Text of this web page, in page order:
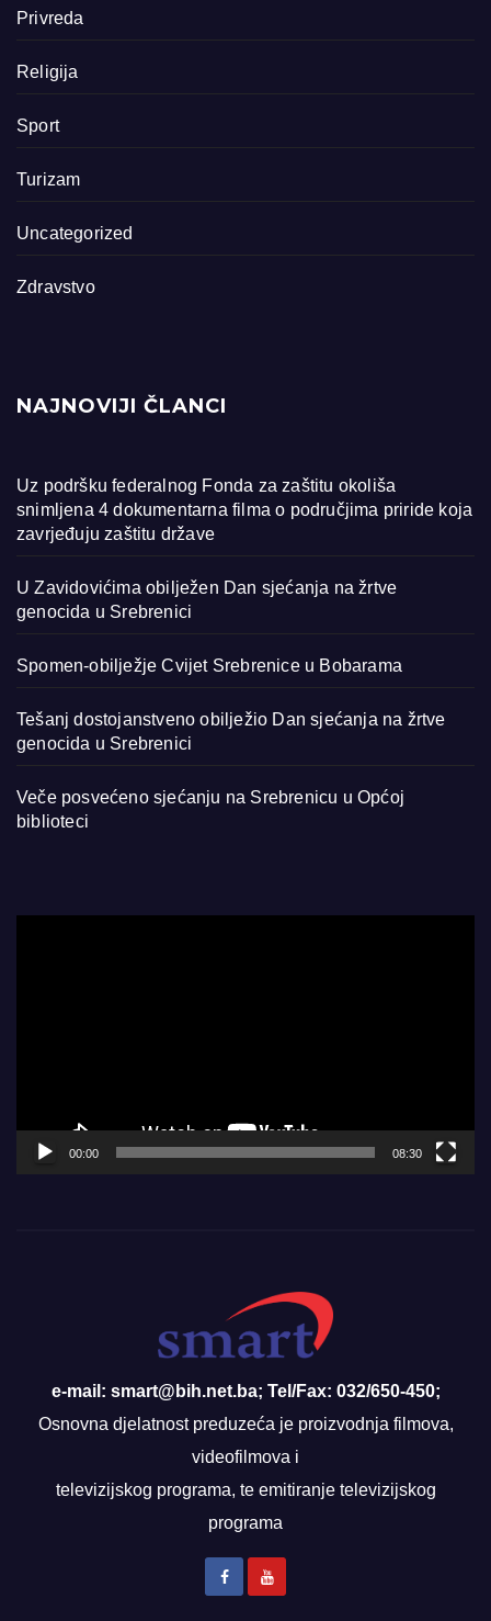
Privreda
Religija
Sport
Turizam
Uncategorized
Zdravstvo
NAJNOVIJI ČLANCI
Uz podršku federalnog Fonda za zaštitu okoliša
snimljena 4 dokumentarna filma o područjima priride koja
zavrjeđuju zaštitu države
U Zavidovićima obilježen Dan sjećanja na žrtve
genocida u Srebrenici
Spomen-obilježje Cvijet Srebrenice u Bobarama
Tešanj dostojanstveno obilježio Dan sjećanja na žrtve
genocida u Srebrenici
Veče posvećeno sjećanju na Srebrenicu u Općoj
biblioteci
00:00 08:30
e-mail: smart@bih.net.ba; Tel/Fax: 032/650-450;
Osnovna djelatnost preduzeća je proizvodnja filmova,
videofilmova i
televizijskog programa, te emitiranje televizijskog
programa